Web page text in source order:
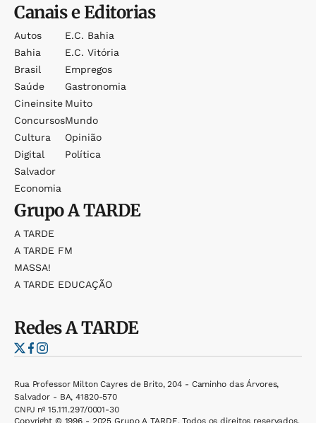
Canais e Editorias
Autos
Bahia
Brasil
Saúde
Cineinsite
Concursos
Cultura
Digital
Salvador
Economia
E.c. Bahia
E.c. Vitória
Empregos
Gastronomia
Muito
Mundo
Opinião
Política
GrupoA TARDE
A TARDE
A TARDE FM
MASSA!
A TARDE EDUCAÇÃO
RedesA TARDE
Rua Professor Milton Cayres de Brito, 204 - Caminho das Árvores,
Salvador - BA, 41820-570
CNPJ nº 15.111.297/0001-30
Copyright © 1996 - 2025 Grupo A TARDE. Todos os direitos reservados.